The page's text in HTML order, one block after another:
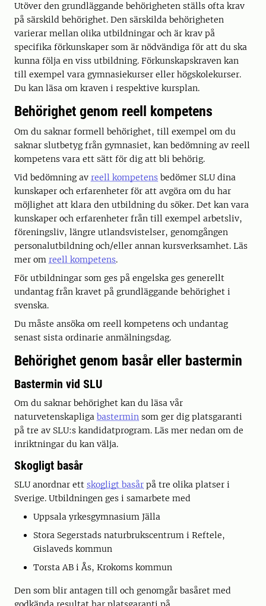
Utöver den grundläggande behörigheten ställs ofta krav
på särskild behörighet. Den särskilda behörigheten
varierar mellan olika utbildningar och är krav på
specifika förkunskaper som är nödvändiga för att du ska
kunna följa en viss utbildning. Förkunskapskraven kan
till exempel vara gymnasiekurser eller högskolekurser.
Du kan läsa om kraven i respektive kursplan.
Behörighet genom reell kompetens
Om du saknar formell behörighet, till exempel om du
saknar slutbetyg från gymnasiet, kan bedömning av reell
kompetens vara ett sätt för dig att bli behörig.
Vid bedömning av reell kompetens bedömer SLU dina
kunskaper och erfarenheter för att avgöra om du har
möjlighet att klara den utbildning du söker. Det kan vara
kunskaper och erfarenheter från till exempel arbetsliv,
föreningsliv, längre utlandsvistelser, genomgången
personalutbildning och/eller annan kursverksamhet. Läs
mer om reell kompetens.
För utbildningar som ges på engelska ges generellt
undantag från kravet på grundläggande behörighet i
svenska.
Du måste ansöka om reell kompetens och undantag
senast sista ordinarie anmälningsdag.
Behörighet genom basår eller bastermin
Bastermin vid SLU
Om du saknar behörighet kan du läsa vår
naturvetenskapliga bastermin som ger dig platsgaranti
på tre av SLU:s kandidatprogram. Läs mer nedan om de
inriktningar du kan välja.
Skogligt basår
SLU anordnar ett skogligt basår på tre olika platser i
Sverige. Utbildningen ges i samarbete med
Uppsala yrkesgymnasium Jälla
Stora Segerstads naturbrukscentrum i Reftele,
Gislaveds kommun
Torsta AB i Ås, Krokoms kommun
Den som blir antagen till och genomgår basåret med